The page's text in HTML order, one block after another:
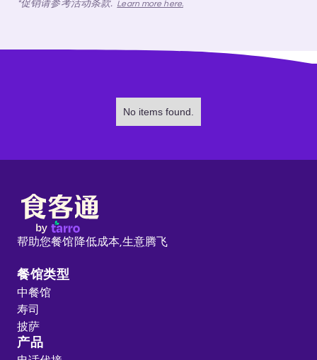
*促销请参考活动条款. Learn more here.
No items found.
帮助您餐馆降低成本,生意腾飞
餐馆类型
中餐馆
寿司
披萨
产品